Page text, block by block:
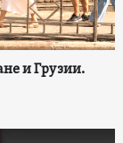
и Грузии.